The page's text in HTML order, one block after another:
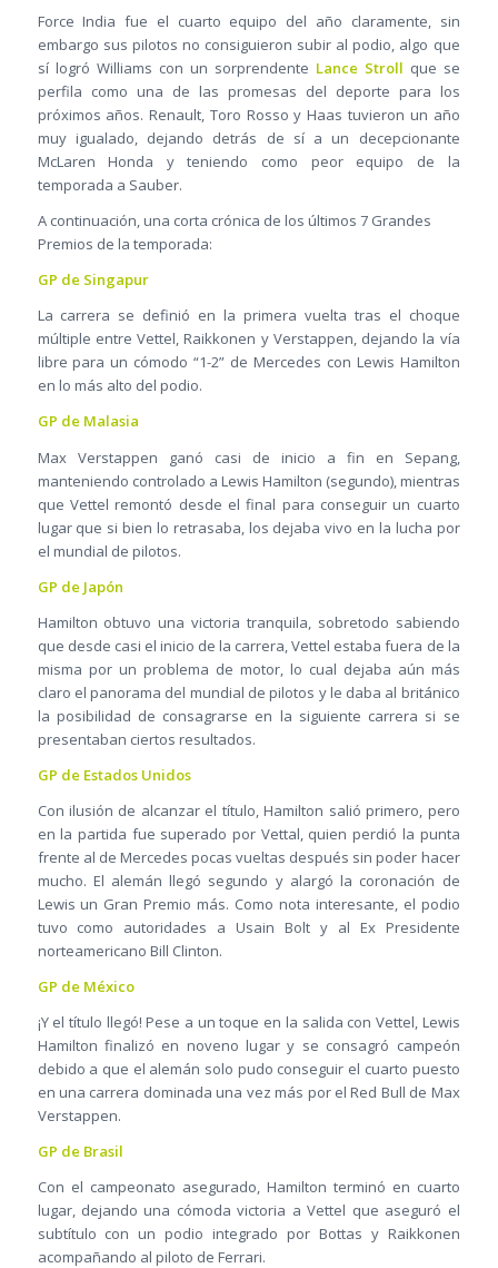
Force India fue el cuarto equipo del año claramente, sin
embargo sus pilotos no consiguieron subir al podio, algo que
sí logró Williams con un sorprendente Lance Stroll que se
perfila como una de las promesas del deporte para los
próximos años. Renault, Toro Rosso y Haas tuvieron un año
muy igualado, dejando detrás de sí a un decepcionante
McLaren Honda y teniendo como peor equipo de la
temporada a Sauber.
A continuación, una corta crónica de los últimos 7 Grandes
Premios de la temporada:
GP de Singapur
La carrera se definió en la primera vuelta tras el choque
múltiple entre Vettel, Raikkonen y Verstappen, dejando la vía
libre para un cómodo “1-2” de Mercedes con Lewis Hamilton
en lo más alto del podio.
GP de Malasia
Max Verstappen ganó casi de inicio a fin en Sepang,
manteniendo controlado a Lewis Hamilton (segundo), mientras
que Vettel remontó desde el final para conseguir un cuarto
lugar que si bien lo retrasaba, los dejaba vivo en la lucha por
el mundial de pilotos.
GP de Japón
Hamilton obtuvo una victoria tranquila, sobretodo sabiendo
que desde casi el inicio de la carrera, Vettel estaba fuera de la
misma por un problema de motor, lo cual dejaba aún más
claro el panorama del mundial de pilotos y le daba al británico
la posibilidad de consagrarse en la siguiente carrera si se
presentaban ciertos resultados.
GP de Estados Unidos
Con ilusión de alcanzar el título, Hamilton salió primero, pero
en la partida fue superado por Vettal, quien perdió la punta
frente al de Mercedes pocas vueltas después sin poder hacer
mucho. El alemán llegó segundo y alargó la coronación de
Lewis un Gran Premio más. Como nota interesante, el podio
tuvo como autoridades a Usain Bolt y al Ex Presidente
norteamericano Bill Clinton.
GP de México
¡Y el título llegó! Pese a un toque en la salida con Vettel, Lewis
Hamilton finalizó en noveno lugar y se consagró campeón
debido a que el alemán solo pudo conseguir el cuarto puesto
en una carrera dominada una vez más por el Red Bull de Max
Verstappen.
GP de Brasil
Con el campeonato asegurado, Hamilton terminó en cuarto
lugar, dejando una cómoda victoria a Vettel que aseguró el
subtítulo con un podio integrado por Bottas y Raikkonen
acompañando al piloto de Ferrari.